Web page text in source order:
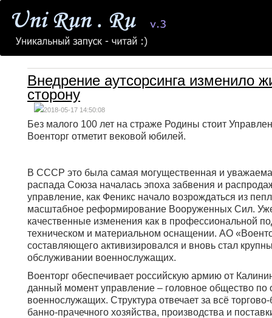
Внедрение аутсорсинга изменило
сторону
2018-05-17 14:50:08
Без малого 100 лет на страже Родины стоит
Военторг отметит вековой юбилей.
В СССР это была самая могущественная и
распада Союза началась эпоха забвения и
управление, как Феникс начало возрождаться из
масштабное реформирование Вооруженных Сил.
качественные изменения как в профессиональной
техническом и материальном оснащении. АО
составляющего активизировался и вновь стал
обслуживании военнослужащих.
Военторг обеспечивает российскую армию от
данный момент управление – головное общество по
военнослужащих. Структура отвечает за всё
банно-прачечного хозяйства, производства и